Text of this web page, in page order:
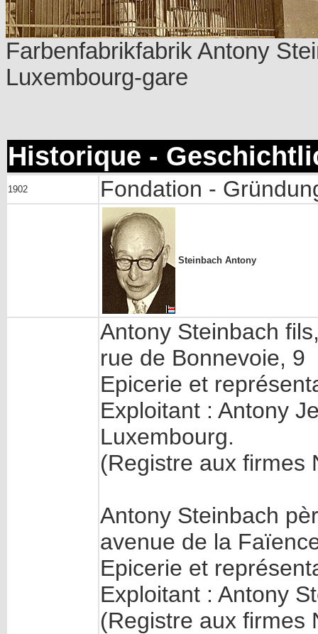
Farbenfabrikfabrik Antony
Luxembourg-gare
Historique -
1902 Fondation -
Steinbach Antony
Antony Steinbach
rue de Bonnevoie, 9
Epicerie et
Exploitant : Antony
Luxembourg.
(Registre aux firmes
Antony Steinbach
avenue de la
Epicerie et
Exploitant : Antony
(Registre aux firmes